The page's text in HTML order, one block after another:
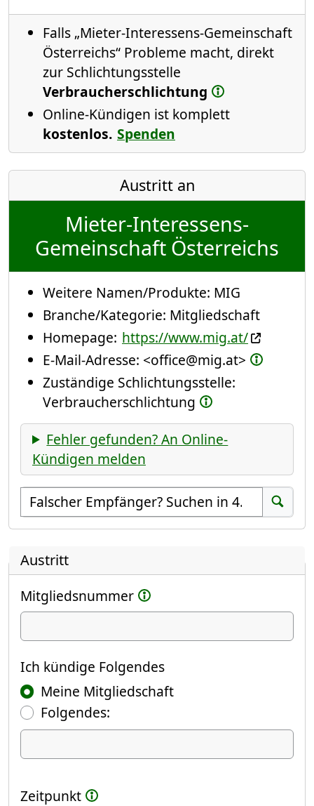
Falls „Mieter-Interessens-Gemeinschaft
Österreichs“ Probleme macht, direkt
zur Schlichtungsstelle
Verbraucherschlichtung
Online-Kündigen ist komplett
kostenlos. Spenden
Austritt an
Mieter-Interessens-
Gemeinschaft Österreichs
Weitere Namen/Produkte: MIG
Branche/Kategorie: Mitgliedschaft
Homepage: https://www.mig.at/
E-Mail-Adresse: <office@mig.at>
Zuständige Schlichtungsstelle:
Verbraucherschlichtung
Fehler gefunden? An Online-
Kündigen melden
Empfänger suchen
Suchen
Austritt
Mitgliedsnummer
Ich kündige
Ich kündige Folgendes
Meine Mitgliedschaft
Folgendes:
Ich kündige Folgendes
Zeitpunkt